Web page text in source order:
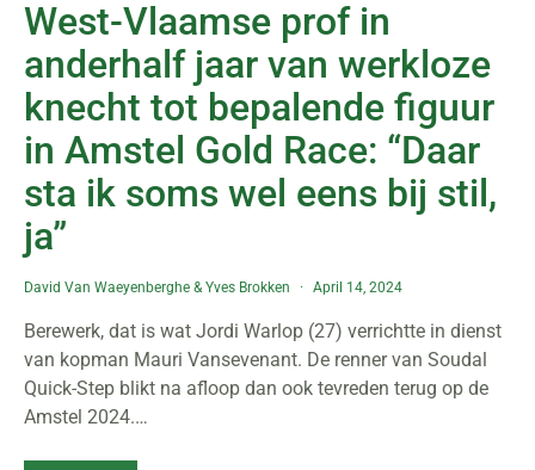
West-Vlaamse prof in
anderhalf jaar van werkloze
knecht tot bepalende figuur
in Amstel Gold Race: “Daar
sta ik soms wel eens bij stil,
ja”
David Van Waeyenberghe &Yves Brokken April 14, 2024
Berewerk, dat is wat Jordi Warlop (27) verrichtte in dienst
van kopman Mauri Vansevenant. De renner van Soudal
Quick-Step blikt na afloop dan ook tevreden terug op de
Amstel 2024.…